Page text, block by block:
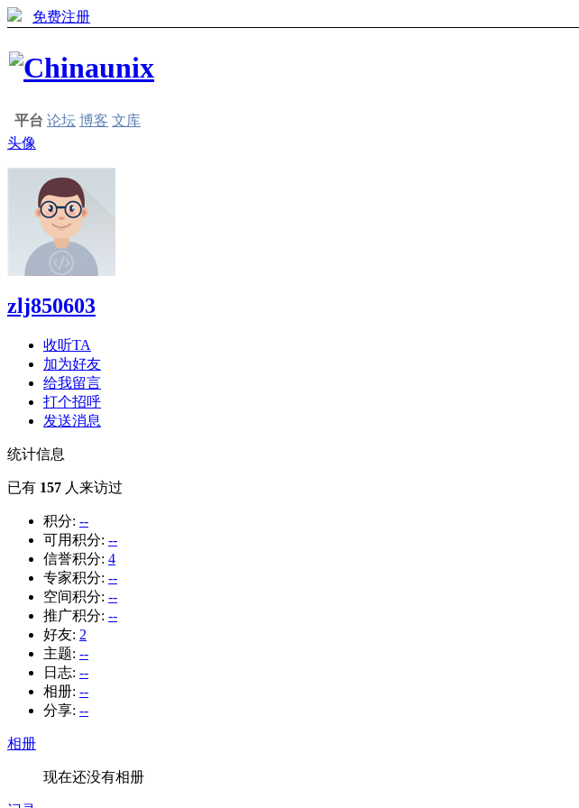
免费注册
平台 论坛 博客 文库
头像
zlj850603
收听TA
加为好友
给我留言
打个招呼
发送消息
统计信息
已有 157 人来访过
积分: --
可用积分: --
信誉积分: 4
专家积分: --
空间积分: --
推广积分: --
好友: 2
主题: --
日志: --
相册: --
分享: --
相册
现在还没有相册